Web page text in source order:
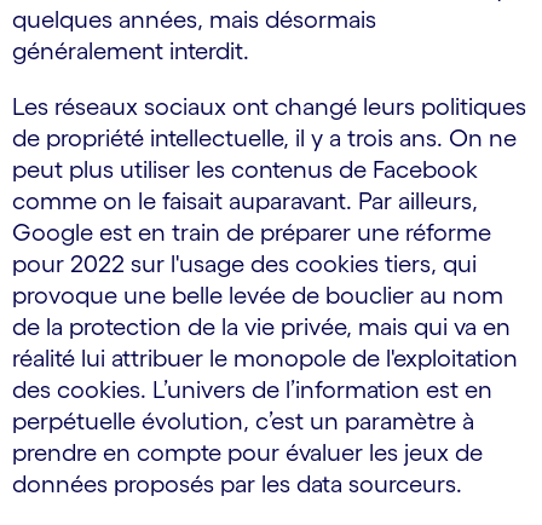
quelques années, mais désormais
généralement interdit.
Les réseaux sociaux ont changé leurs politiques
de propriété intellectuelle, il y a trois ans. On ne
peut plus utiliser les contenus de Facebook
comme on le faisait auparavant. Par ailleurs,
Google est en train de préparer une réforme
pour 2022 sur l'usage des cookies tiers, qui
provoque une belle levée de bouclier au nom
de la protection de la vie privée, mais qui va en
réalité lui attribuer le monopole de l'exploitation
des cookies. L’univers de l’information est en
perpétuelle évolution, c’est un paramètre à
prendre en compte pour évaluer les jeux de
données proposés par les data sourceurs.